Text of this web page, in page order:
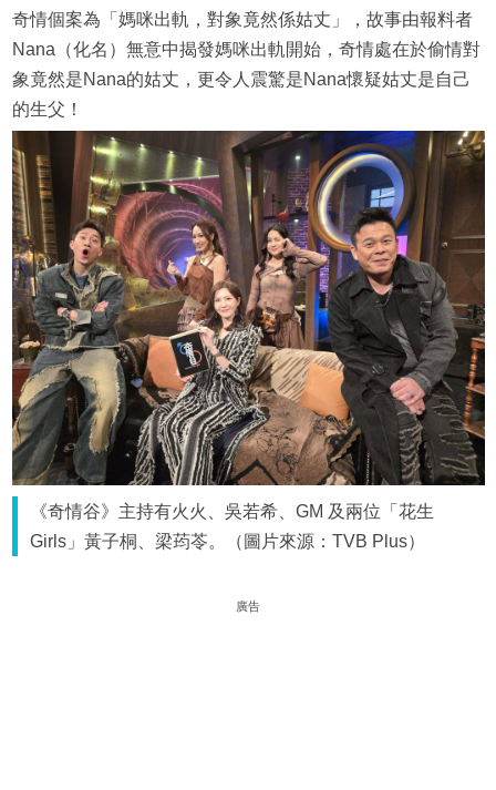
奇情個案為「媽咪出軌，對象竟然係姑丈」，故事由報料者
Nana（化名）無意中揭發媽咪出軌開始，奇情處在於偷情對
象竟然是Nana的姑丈，更令人震驚是Nana懷疑姑丈是自己
的生父！
《奇情谷》主持有火火、吳若希、GM 及兩位「花生
Girls」黃子桐、梁荺苓。（圖片來源：TVB Plus）
廣告